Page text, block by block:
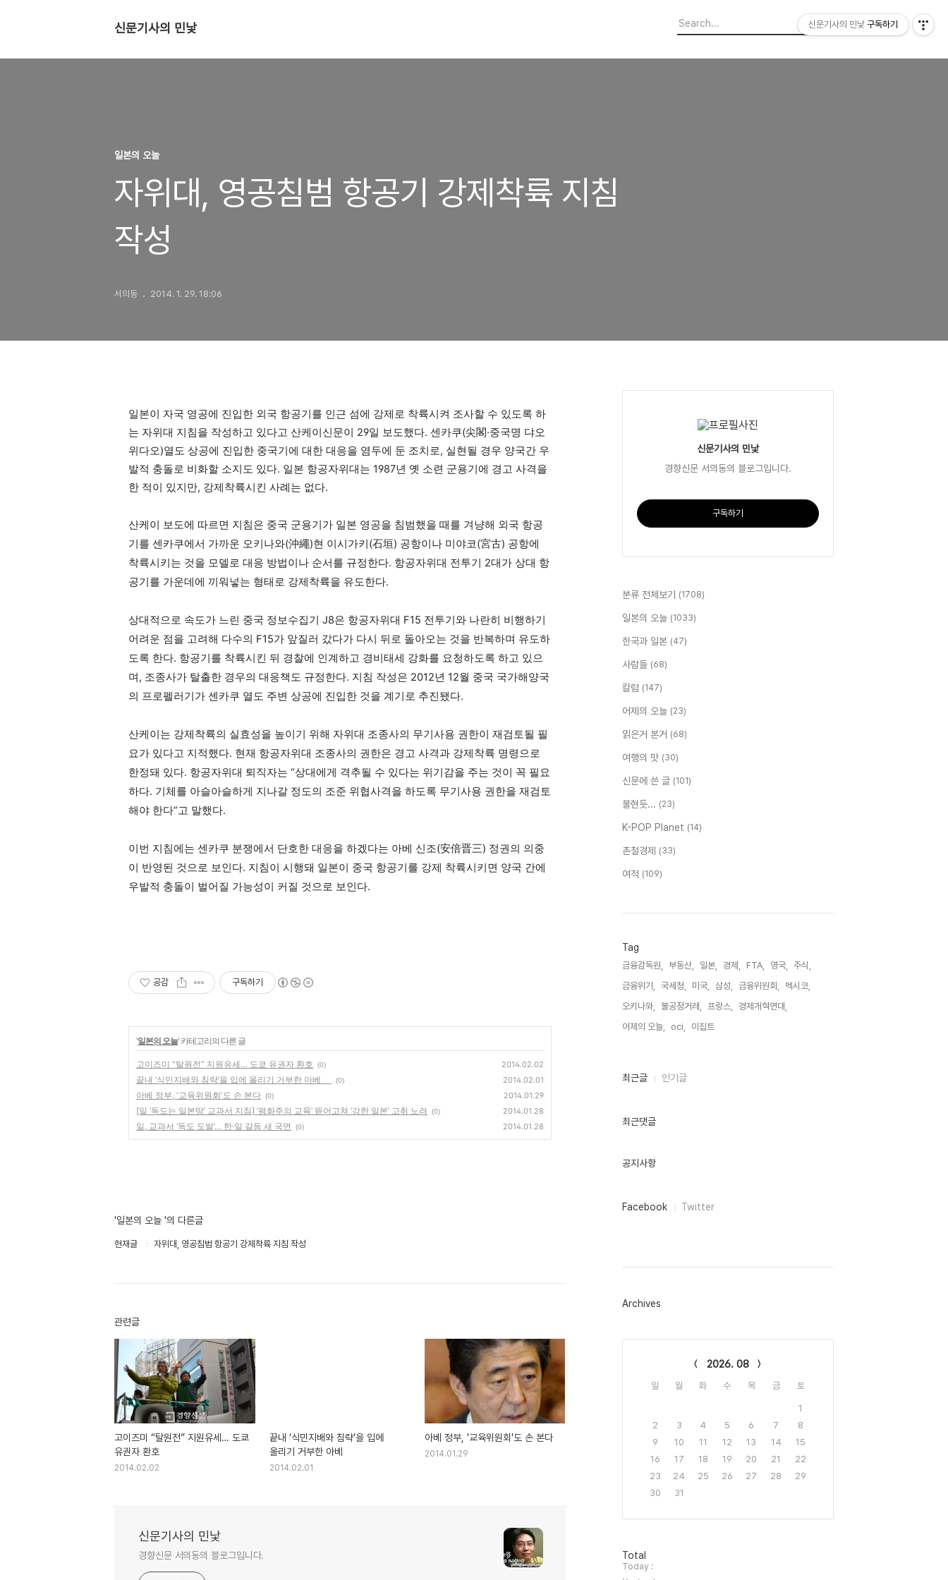
신문기사의 민낯
일본의 오늘
자위대, 영공침범 항공기 강제착륙 지침
서의동 2014. 1. 29. 18:06
일본이 자국 영공에 진입한 외국 항공기를 인근 섬에 강제로 착륙시켜 조사할 수 있도록 하
는 자위대 지침을 작성하고 있다고 산케이신문이 29일 보도했다. 센카쿠(尖閣·중국명 댜오
위다오)열도 상공에 진입한 중국기에 대한 대응을 염두에 둔 조치로, 실현될 경우 양국간 우
발적 충돌로 비화할 소지도 있다. 일본 항공자위대는 1987년 옛 소련 군용기에 경고 사격을
한 적이 있지만, 강제착륙시킨 사례는 없다.
산케이 보도에 따르면 지침은 중국 군용기가 일본 영공을 침범했을 때를 겨냥해 외국 항공
기를 센카쿠에서 가까운 오키나와(沖繩)현 이시가키(石垣) 공항이나 미야코(宮古) 공항에
착륙시키는 것을 모델로 대응 방법이나 순서를 규정한다. 항공자위대 전투기 2대가 상대 항
공기를 가운데에 끼워넣는 형태로 강제착륙을 유도한다.
상대적으로 속도가 느린 중국 정보수집기 J8은 항공자위대 F15 전투기와 나란히 비행하기
어려운 점을 고려해 다수의 F15가 앞질러 갔다가 다시 뒤로 돌아오는 것을 반복하며 유도하
도록 한다. 항공기를 착륙시킨 뒤 경찰에 인계하고 경비태세 강화를 요청하도록 하고 있으
며, 조종사가 탈출한 경우의 대응책도 규정한다. 지침 작성은 2012년 12월 중국 국가해양국
의 프로펠러기가 센카쿠 열도 주변 상공에 진입한 것을 계기로 추진됐다.
산케이는 강제착륙의 실효성을 높이기 위해 자위대 조종사의 무기사용 권한이 재검토될 필
요가 있다고 지적했다. 현재 항공자위대 조종사의 권한은 경고 사격과 강제착륙 명령으로
한정돼 있다. 항공자위대 퇴직자는 “상대에게 격추될 수 있다는 위기감을 주는 것이 꼭 필요
하다. 기체를 아슬아슬하게 지나갈 정도의 조준 위협사격을 하도록 무기사용 권한을 재검토
해야 한다”고 말했다.
이번 지침에는 센카쿠 분쟁에서 단호한 대응을 하겠다는 아베 신조(安倍晋三) 정권의 의중
이 반영된 것으로 보인다. 지침이 시행돼 일본이 중국 항공기를 강제 착륙시키면 양국 간에
우발적 충돌이 벌어질 가능성이 커질 것으로 보인다.
공감 구독하기
'일본의 오늘' 카테고리의 다른 글
고이즈미 “탈원전” 지원유세… 도쿄 유권자 환호 (0) 2014.02.02
끝내 ‘식민지배와 침략’을 입에 올리기 거부한 아베 (0) 2014.02.01
아베 정부, '교육위원회'도 손 본다 (0) 2014.01.29
[일 ‘독도는 일본땅’ 교과서 지침] ‘평화주의 교육’ 뜯어고쳐 ‘강한 일본’ 고취 노려 (0) 2014.01.28
일, 교과서 ‘독도 도발’… 한·일 갈등 새 국면 (0) 2014.01.28
'일본의 오늘 '의 다른글
현재글 자위대, 영공침범 항공기 강제착륙 지침 작성
관련글
고이즈미 “탈원전” 지원유세… 도쿄
유권자 환호
2014.02.02
끝내 ‘식민지배와 침략’을 입에
2014.02.01
아베 정부, '교육위원회'도 손 본다
2014.01.29
신문기사의 민낯
경향신문 서의동의 블로그입니다.
신문기사의 민낯
경향신문 서의동의 블로그입니다.
구독하기
분류 전체보기 (1708)
일본의 오늘 (1033)
한국과 일본 (47)
사람들 (68)
칼럼 (147)
어제의 오늘 (23)
읽은거 본거 (68)
여행의 맛 (30)
신문에 쓴 글 (101)
불현듯... (23)
K-POP Planet (14)
촌철경제 (33)
여적 (109)
Tag
금융감독원, 부동산, 일본, 경제, FTA, 영국,
주식,
금융위기,
국세청, 미국, 삼성, 금융위원회,
멕시코,
오키나와,
불공정거래, 프랑스,
경제개혁연대,
어제의 오늘,
oci, 이집트,
최
인
최근글 인기글
최근댓글
공지사항
페
그
Facebook Twitter
Archives
2026. 08
일 월 화 수 목 금 토
1
2
3 4 5 6 7
8
9
10 11 12 13 14
15
16
17 18 19 20 21
22
23
24 25 26 27 28
29
30
31
방
문
자
Total
Today :
신문기사의 민낯 구독하기